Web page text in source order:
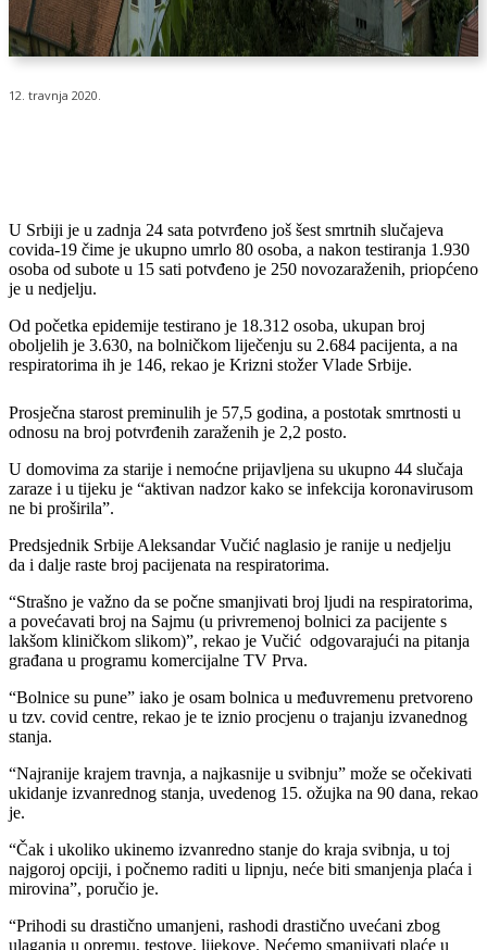
12. travnja 2020.
U Srbiji je u zadnja 24 sata potvrđeno još šest smrtnih slučajeva
covida-19 čime je ukupno umrlo 80 osoba, a nakon testiranja 1.930
osoba od subote u 15 sati potvđeno je 250 novozaraženih, priopćeno
je u nedjelju.
Od početka epidemije testirano je 18.312 osoba, ukupan broj
oboljelih je 3.630, na bolničkom liječenju su 2.684 pacijenta, a na
respiratorima ih je 146, rekao je Krizni stožer Vlade Srbije.
Prosječna starost preminulih je 57,5 godina, a postotak smrtnosti u
odnosu na broj potvrđenih zaraženih je 2,2 posto.
U domovima za starije i nemoćne prijavljena su ukupno 44 slučaja
zaraze i u tijeku je “aktivan nadzor kako se infekcija koronavirusom
ne bi proširila”.
Predsjednik Srbije Aleksandar Vučić naglasio je ranije u nedjelju
da i dalje raste broj pacijenata na respiratorima.
“Strašno je važno da se počne smanjivati broj ljudi na respiratorima,
a povećavati broj na Sajmu (u privremenoj bolnici za pacijente s
lakšom kliničkom slikom)”, rekao je Vučić odgovarajući na pitanja
građana u programu komercijalne TV Prva.
“Bolnice su pune” iako je osam bolnica u međuvremenu pretvoreno
u tzv. covid centre, rekao je te iznio procjenu o trajanju izvanednog
stanja.
“Najranije krajem travnja, a najkasnije u svibnju” može se očekivati
ukidanje izvanrednog stanja, uvedenog 15. ožujka na 90 dana, rekao
je.
“Čak i ukoliko ukinemo izvanredno stanje do kraja svibnja, u toj
najgoroj opciji, i počnemo raditi u lipnju, neće biti smanjenja plaća i
mirovina”, poručio je.
“Prihodi su drastično umanjeni, rashodi drastično uvećani zbog
ulaganja u opremu, testove, lijekove. Nećemo smanjivati plaće u